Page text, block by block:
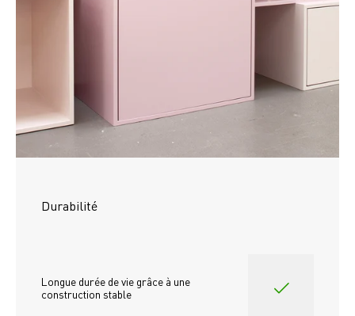
Durabilité
Longue durée de vie grâce à une
construction stable